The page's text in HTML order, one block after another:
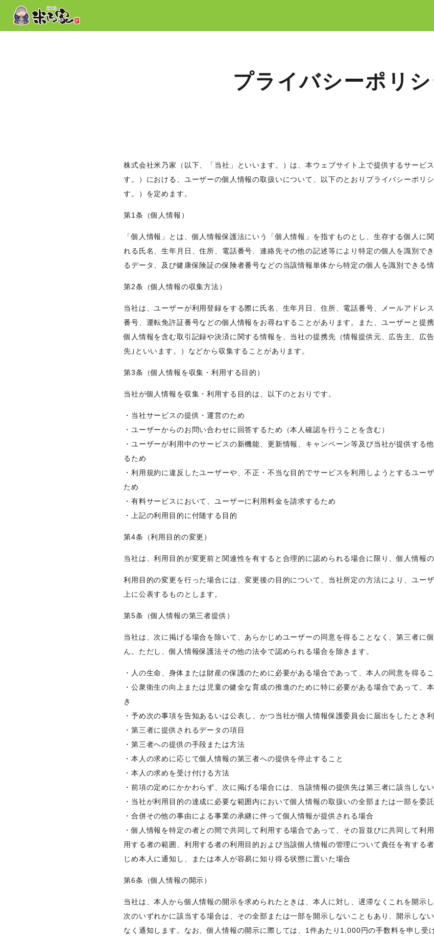
プライバシーポリ
株式会社米乃家（以下、「当社」といいます。）は、本ウェブサイト上で提供するサービ
す。）における、ユーザーの個人情報の取扱いについて、以下のとおりプライバシーポリ
す。）を定めます。
第1条（個人情報）
「個人情報」とは、個人情報保護法にいう「個人情報」を指すものとし、生存する個人に
れる氏名、生年月日、住所、電話番号、連絡先その他の記述等により特定の個人を識別で
るデータ、及び健康保険証の保険者番号などの当該情報単体から特定の個人を識別できる
第2条（個人情報の収集方法）
当社は、ユーザーが利用登録をする際に氏名、生年月日、住所、電話番号、メールアドレ
番号、運転免許証番号などの個人情報をお尋ねすることがあります。また、ユーザーと提
個人情報を含む取引記録や決済に関する情報を、当社の提携先（情報提供元、広告主、広
先｣といいます。）などから収集することがあります。
第3条（個人情報を収集・利用する目的）
当社が個人情報を収集・利用する目的は、以下のとおりです。
・当社サービスの提供・運営のため
・ユーザーからのお問い合わせに回答するため（本人確認を行うことを含む）
・ユーザーが利用中のサービスの新機能、更新情報、キャンペーン等及び当社が提供する
るため
・利用規約に違反したユーザーや、不正・不当な目的でサービスを利用しようとするユー
ため
・有料サービスにおいて、ユーザーに利用料金を請求するため
・上記の利用目的に付随する目的
第4条（利用目的の変更）
当社は、利用目的が変更前と関連性を有すると合理的に認められる場合に限り、個人情報
利用目的の変更を行った場合には、変更後の目的について、当社所定の方法により、ユー
上に公表するものとします。
第5条（個人情報の第三者提供）
当社は、次に掲げる場合を除いて、あらかじめユーザーの同意を得ることなく、第三者に
ん。ただし、個人情報保護法その他の法令で認められる場合を除きます。
・人の生命、身体または財産の保護のために必要がある場合であって、本人の同意を得る
・公衆衛生の向上または児童の健全な育成の推進のために特に必要がある場合であって、
き
・予め次の事項を告知あるいは公表し、かつ当社が個人情報保護委員会に届出をしたとき
・第三者に提供されるデータの項目
・第三者への提供の手段または方法
・本人の求めに応じて個人情報の第三者への提供を停止すること
・本人の求めを受け付ける方法
・前項の定めにかかわらず、次に掲げる場合には、当該情報の提供先は第三者に該当しない
・当社が利用目的の達成に必要な範囲内において個人情報の取扱いの全部または一部を委
・合併その他の事由による事業の承継に伴って個人情報が提供される場合
・個人情報を特定の者との間で共同して利用する場合であって、その旨並びに共同して利
用する者の範囲、利用する者の利用目的および当該個人情報の管理について責任を有する
じめ本人に通知し、または本人が容易に知り得る状態に置いた場合
第6条（個人情報の開示）
当社は、本人から個人情報の開示を求められたときは、本人に対し、遅滞なくこれを開示
次のいずれかに該当する場合は、その全部または一部を開示しないこともあり、開示しな
なく通知します。なお、個人情報の開示に際しては、1件あたり1,000円の手数料を申し受